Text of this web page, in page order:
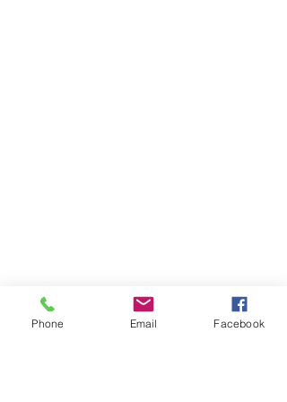
Riego Yerba Buena
Phone Email Facebook